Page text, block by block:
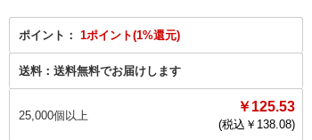
ポイント： 1ポイント(1%還元)
送料： 送料無料でお届けします
25,000個以上
￥125.53
(税込￥ 138.08)